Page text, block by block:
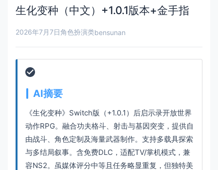
生化变种（中文）+1.0.1版本+金手指
2026年7月7日角色扮演类bensunan
AI摘要
《生化变种》Switch版（+1.0.1）后启示录开放世界
动作RPG。融合功夫格斗、射击与基因突变，提供自
由战斗、角色定制及海量武器制作。支持多载具探索
与多结局叙事。含免费DLC，适配TV/掌机模式，兼
容NS2。虽媒体评分中等且任务略显重复，但独特美